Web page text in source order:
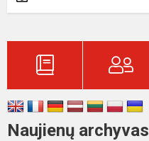
Naujienų archyvas